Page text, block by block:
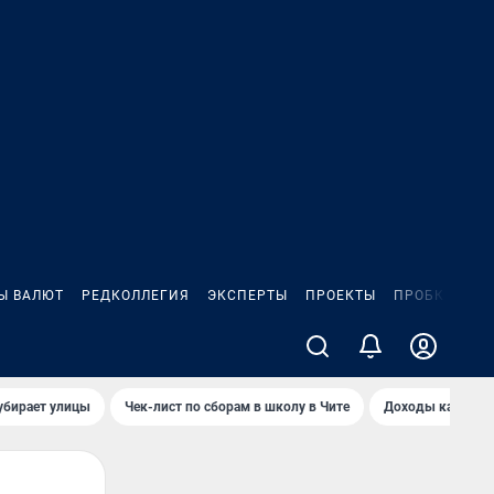
ВАЛЮТ РЕДКОЛЛЕГИЯ ЭКСПЕРТЫ ПРОЕКТЫ ПРОБКИ
улицы Чек-лист по сборам в школу в Чите Доходы